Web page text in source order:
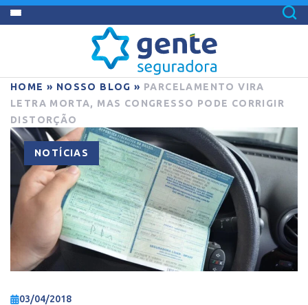
HOME » NOSSO BLOG » PARCELAMENTO VIRA
LETRA MORTA, MAS CONGRESSO PODE CORRIGIR
DISTORÇÃO
NOTÍCIAS
03/04/2018